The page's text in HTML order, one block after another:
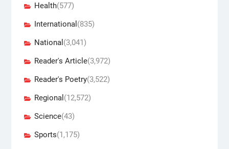
Health(577)
International (835)
National (3,041)
Reader's Article(3,972)
Reader's Poetry(3,522)
Regional (12,572)
Science(43)
Sports(1,175)